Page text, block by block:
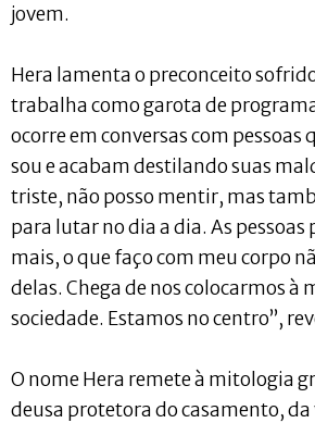
jovem.
Hera lamenta o preconceito
trabalha como garota de
ocorre em conversas com pessoas
sou e acabam destilando suas
triste, não posso mentir, mas
para lutar no dia a dia. As
mais, o que faço com meu corpo
delas. Chega de nos colocarmos à
sociedade. Estamos no centro”,
O nome Hera remete à mitologia
deusa protetora do casamento,